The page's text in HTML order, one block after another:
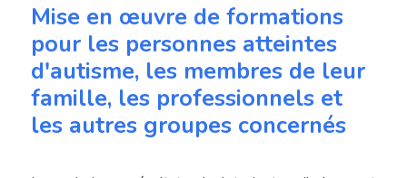
Mise en œuvre de formations
pour les personnes atteintes
d'autisme, les membres de leur
famille, les professionnels et
les autres groupes concernés